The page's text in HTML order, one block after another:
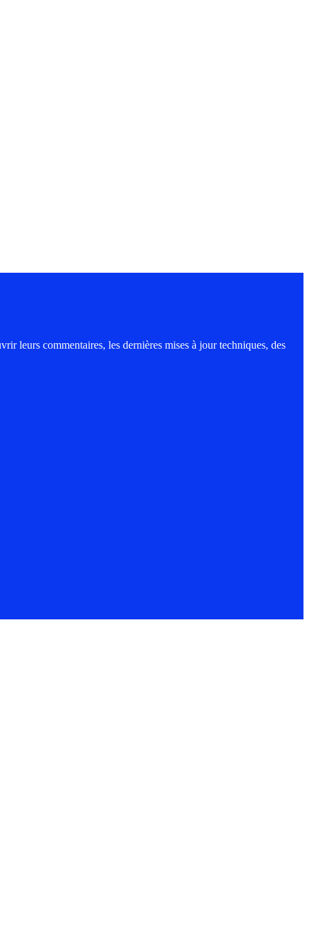
leurs commentaires, les dernières mises à jour techniques, des